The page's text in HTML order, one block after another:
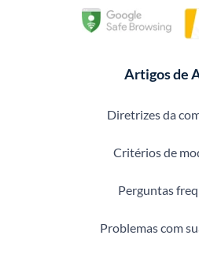
Artigos de
Diretrizes da
Critérios de
Perguntas
Problemas com